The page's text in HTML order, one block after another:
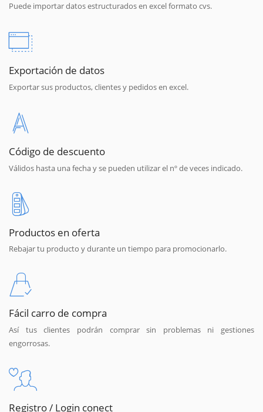
Puede importar datos estructurados en excel formato cvs.
Exportación de datos
Exportar sus productos, clientes y pedidos en excel.
Código de descuento
Válidos hasta una fecha y se pueden utilizar el nº de veces indicado.
Productos en oferta
Rebajar tu producto y durante un tiempo para promocionarlo.
Fácil carro de compra
Así tus clientes podrán comprar sin problemas ni gestiones
engorrosas.
Registro / Login conect